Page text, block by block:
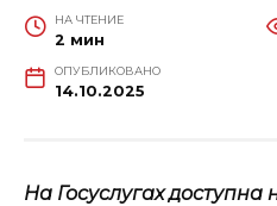
НА ЧТЕНИЕ
2 мин
ОПУБЛИКОВАНО
14.10.2025
На Госуслугах